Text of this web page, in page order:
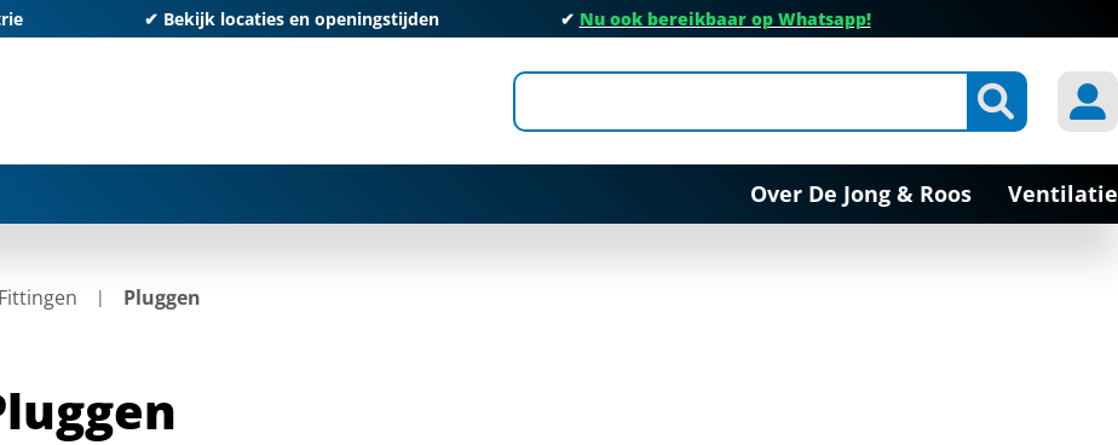
✔ Bekijk locaties en openingstijden ✔ Nu ook bereikbaar op Whatsapp!
Over De Jong & Roos Ventilatie
Fittingen Pluggen